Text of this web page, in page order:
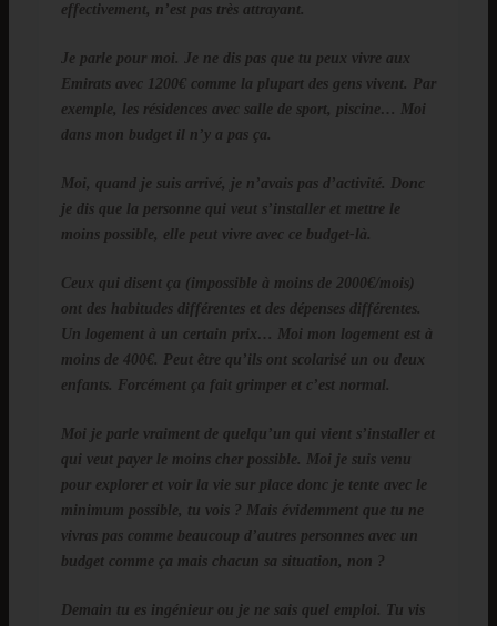
effectivement, n’est pas très attrayant.
Je parle pour moi. Je ne dis pas que tu peux vivre aux
Emirats avec 1200€ comme la plupart des gens vivent. Par
exemple, les résidences avec salle de sport, piscine… Moi
dans mon budget il n’y a pas ça.
Moi, quand je suis arrivé, je n’avais pas d’activité. Donc
je dis que la personne qui veut s’installer et mettre le
moins possible, elle peut vivre avec ce budget-là.
Ceux qui disent ça (impossible à moins de 2000€/mois)
ont des habitudes différentes et des dépenses différentes.
Un logement à un certain prix… Moi mon logement est à
moins de 400€. Peut être qu’ils ont scolarisé un ou deux
enfants. Forcément ça fait grimper et c’est normal.
Moi je parle vraiment de quelqu’un qui vient s’installer et
qui veut payer le moins cher possible. Moi je suis venu
pour explorer et voir la vie sur place donc je tente avec le
minimum possible, tu vois ? Mais évidemment que tu ne
vivras pas comme beaucoup d’autres personnes avec un
budget comme ça mais chacun sa situation, non ?
Demain tu es ingénieur ou je ne sais quel emploi. Tu vis